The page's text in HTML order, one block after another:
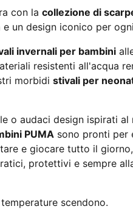
con la collezione di
un design iconico per
invernali per bambini
resistenti all'acqua
morbidi stivali per
audaci design ispirati
PUMA sono pronti per
e giocare tutto il
protettivi e sempre
scendono.